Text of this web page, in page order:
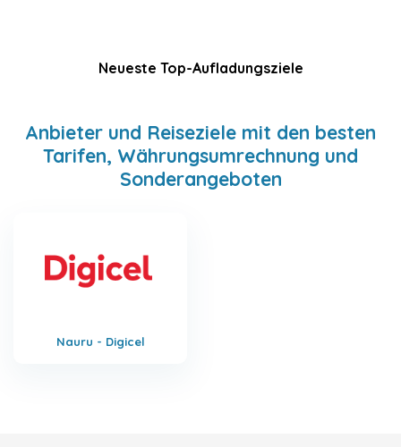
Neueste Top-Aufladungsziele
Anbieter und Reiseziele mit den besten
Tarifen, Währungsumrechnung und
Sonderangeboten
Nauru - Digicel